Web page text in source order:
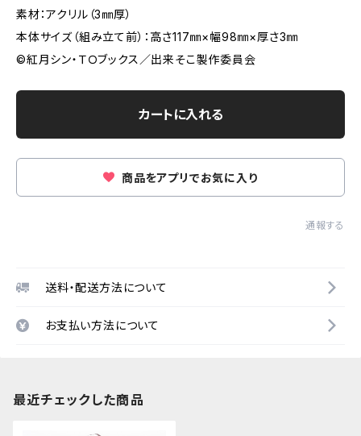
素材：アクリル（3㎜厚）
本体サイズ（組み立て前）：高さ117㎜×幅98㎜×厚さ3㎜
©紅月シン・ＴＯブックス／出来そこ製作委員会
カートに入れる
商品をアプリでお気に入り
通報する
送料・配送方法について
お支払い方法について
最近チェックした商品